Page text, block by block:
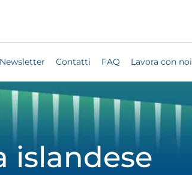
Newsletter Contatti FAQ Lavora con noi
islandese